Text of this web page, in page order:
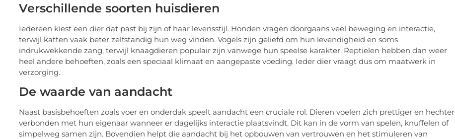
Verschillende soorten huisdieren
Iedereen kiest een dier dat past bij zijn of haar levensstijl. Honden vragen doorgaans veel beweging en interactie,
terwijl katten vaak beter zelfstandig hun weg vinden. Vogels zijn geliefd om hun levendigheid en soms
indrukwekkende zang, terwijl knaagdieren populair zijn vanwege hun speelse karakter. Reptielen hebben dan weer
heel andere behoeften, zoals een speciaal klimaat en aangepaste voeding. Ieder dier vraagt dus om maatwerk in
verzorging.
De waarde van aandacht
Naast basisbehoeften zoals voer en onderdak speelt aandacht een cruciale rol. Dieren voelen zich prettiger en hechter
verbonden met hun eigenaar wanneer er dagelijks interactie plaatsvindt. Dit kan in de vorm van spelen, knuffelen of
simpelweg samen zijn. Bovendien helpt die aandacht bij het opbouwen van vertrouwen en het stimuleren van